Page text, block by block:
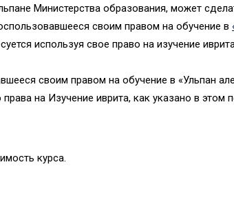
Министерства образования, может
своим правом на обучение в
используя свое право на изучение
своим правом на обучение в «Ульпан
на Изучение иврита, как указано в этом
курса.